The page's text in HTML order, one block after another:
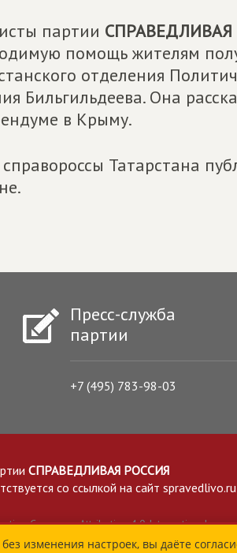
партии СПРАВЕДЛИВАЯ
помощь жителям
отделения
Бильгильдеева. Она
в Крыму.
Татарстана
Пресс-служба
партии
+7 (495) 783-98-03
СПРАВЕДЛИВАЯ РОССИЯ
со ссылкой на сайт spravedlivo.ru
Commons Attribution 4.0 International
изменения настроек, вы даёте